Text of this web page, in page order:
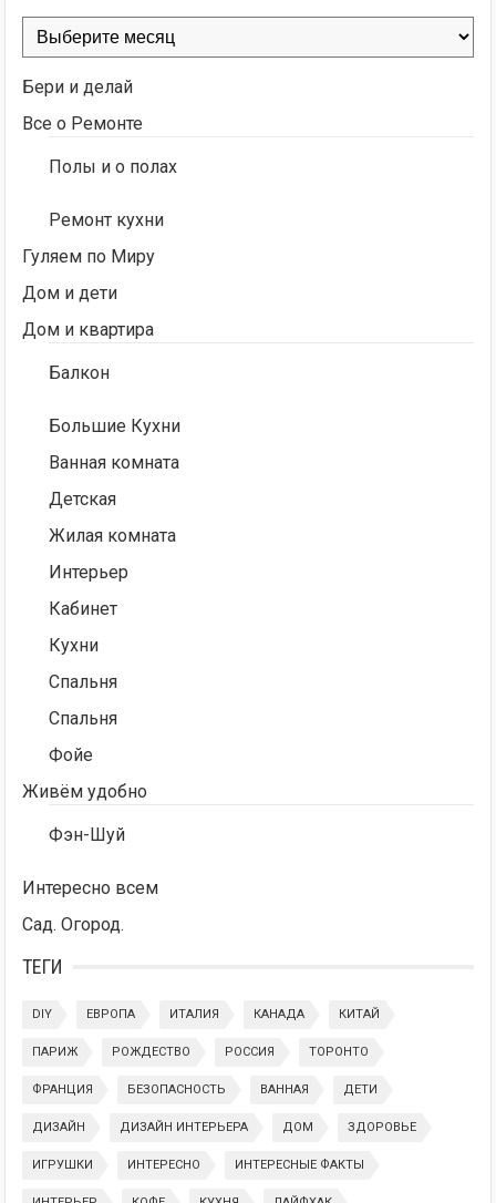
Архивы
Бери и делай
Все о Ремонте
Полы и о полах
Ремонт кухни
Гуляем по Миру
Дом и дети
Дом и квартира
Балкон
Большие Кухни
Ванная комната
Детская
Жилая комната
Интерьер
Кабинет
Кухни
Спальня
Спальня
Фойе
Живём удобно
Фэн-Шуй
Интересно всем
Сад. Огород.
ТЕГИ
DIY ЕВРОПА ИТАЛИЯ КАНАДА КИТАЙ
ПАРИЖ РОЖДЕСТВО РОССИЯ ТОРОНТО
ФРАНЦИЯ БЕЗОПАСНОСТЬ ВАННАЯ ДЕТИ
ДИЗАЙН ДИЗАЙН ИНТЕРЬЕРА ДОМ ЗДОРОВЬЕ
ИГРУШКИ ИНТЕРЕСНО ИНТЕРЕСНЫЕ ФАКТЫ